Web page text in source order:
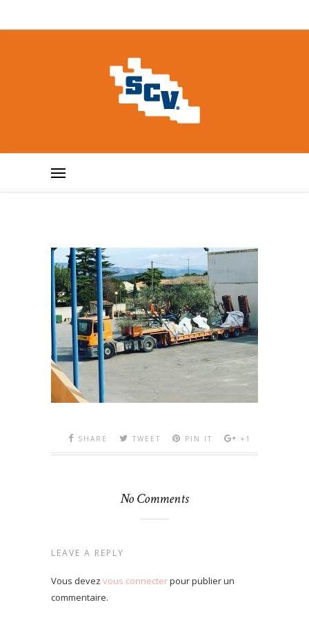
SHARE TWEET PIN IT +1
No Comments
LEAVE A REPLY
Vous devez vous connecterpour publier un
commentaire.